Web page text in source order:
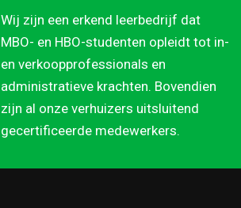
Wij zijn een erkend leerbedrijf dat
MBO- en HBO-studenten opleidt tot in-
en verkoopprofessionals en
administratieve krachten. Bovendien
zijn al onze verhuizers uitsluitend
gecertificeerde medewerkers.